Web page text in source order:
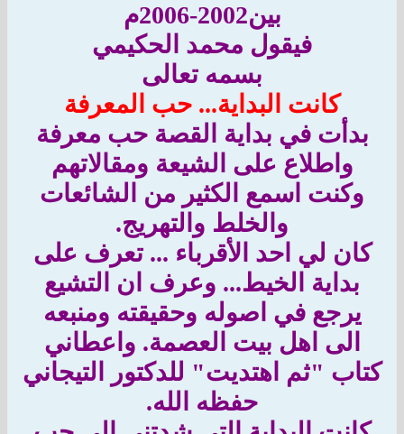
بين2002-2006م
فيقول محمد الحكيمي
بسمه تعالى
كانت البداية... حب المعرفة
بدأت في بداية القصة حب معرفة
واطلاع على الشيعة ومقالاتهم
وكنت اسمع الكثير من الشائعات
والخلط والتهريج.
كان لي احد الأقرباء ... تعرف على
بداية الخيط... وعرف ان التشيع
يرجع في اصوله وحقيقته ومنبعه
الى اهل بيت العصمة. واعطاني
كتاب "ثم اهتديت" للدكتور التيجاني
حفظه الله.